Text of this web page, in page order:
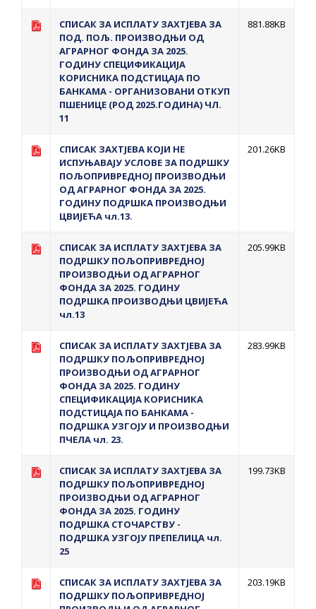
СПИСАК ЗА ИСПЛАТУ ЗАХТЈЕВА ЗА
ПОД. ПОЉ. ПРОИЗВОДЊИ ОД
АГРАРНОГ ФОНДА ЗА 2025.
ГОДИНУ СПЕЦИФИКАЦИЈА
КОРИСНИКА ПОДСТИЦАЈА ПО
БАНКАМА - ОРГАНИЗОВАНИ ОТКУП
ПШЕНИЦЕ (РОД 2025.ГОДИНА) ЧЛ.
11
881.88KB
СПИСАК ЗАХТЈЕВА КОЈИ НЕ
ИСПУЊАВАЈУ УСЛОВЕ ЗА ПОДРШКУ
ПОЉОПРИВРЕДНОЈ ПРОИЗВОДЊИ
ОД АГРАРНОГ ФОНДА ЗА 2025.
ГОДИНУ ПОДРШКА ПРОИЗВОДЊИ
ЦВИЈЕЋА чл.13.
201.26KB
СПИСАК ЗА ИСПЛAТУ ЗАХТЈЕВА ЗА
ПОДРШКУ ПОЉОПРИВРЕДНОЈ
ПРОИЗВОДЊИ ОД АГРАРНОГ
ФОНДА ЗА 2025. ГОДИНУ
ПОДРШКА ПРОИЗВОДЊИ ЦВИЈЕЋА
чл.13
205.99KB
СПИСАК ЗА ИСПЛAТУ ЗАХТЈЕВА ЗА
ПОДРШКУ ПОЉОПРИВРЕДНОЈ
ПРОИЗВОДЊИ ОД АГРАРНОГ
ФОНДА ЗА 2025. ГОДИНУ
СПЕЦИФИКАЦИЈА КОРИСНИКА
ПОДСТИЦАЈА ПО БАНКАМА -
ПОДРШКА УЗГОЈУ И ПРОИЗВОДЊИ
ПЧЕЛА чл. 23.
283.99KB
СПИСАК ЗА ИСПЛAТУ ЗАХТЈЕВА ЗА
ПОДРШКУ ПОЉОПРИВРЕДНОЈ
ПРОИЗВОДЊИ ОД АГРАРНОГ
ФОНДА ЗА 2025. ГОДИНУ
ПОДРШКА СТОЧАРСТВУ -
ПОДРШКА УЗГОЈУ ПРЕПЕЛИЦА чл.
25
199.73KB
СПИСАК ЗА ИСПЛAТУ ЗАХТЈЕВА ЗА
ПОДРШКУ ПОЉОПРИВРЕДНОЈ
203.19KB